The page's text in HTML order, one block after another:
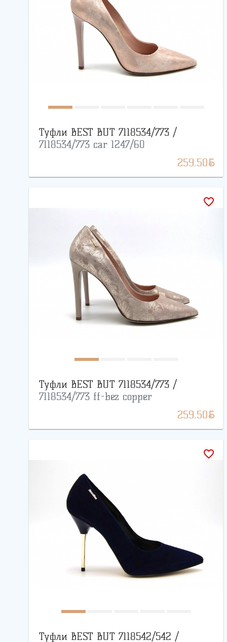
Туфли BEST BUT 7118534/773 /
7118534/773 car 1247/60
259.50BYN
favorite_border
Туфли BEST BUT 7118534/773 /
7118534/773 ff-bez copper
259.50BYN
favorite_border
Туфли BEST BUT 7118542/542 /